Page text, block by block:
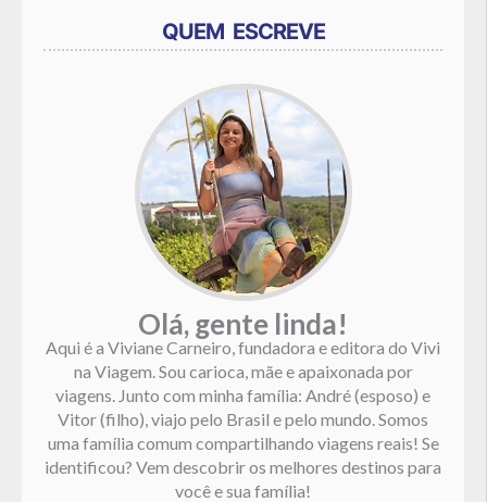
QUEM ESCREVE
Olá, gente linda!
Aqui é a Viviane Carneiro, fundadora e editora do Vivi
na Viagem. Sou carioca, mãe e apaixonada por
viagens. Junto com minha família: André (esposo) e
Vitor (filho), viajo pelo Brasil e pelo mundo. Somos
uma família comum compartilhando viagens reais! Se
identificou? Vem descobrir os melhores destinos para
você e sua família!